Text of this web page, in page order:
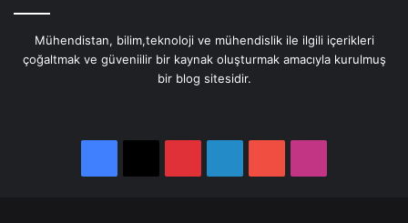
Mühendistan, bilim,teknoloji ve mühendislik ile ilgili içerikleri
çoğaltmak ve güveniilir bir kaynak oluşturmak amacıyla kurulmuş
bir blog sitesidir.